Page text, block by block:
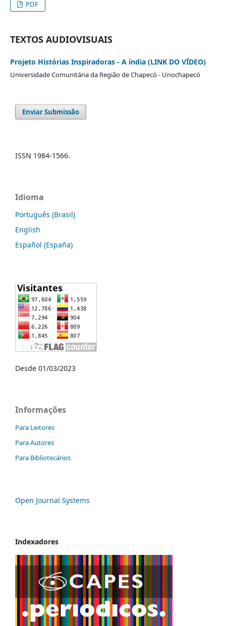
PDF
TEXTOS AUDIOVISUAIS
Projeto Histórias Inspiradoras - A índia (LINK DO VÍDEO)
Universidade Comunitária da Região de Chapecó - Unochapecó
Enviar Submissão
ISSN 1984-1566.
Idioma
Português (Brasil)
English
Español (España)
Desde 01/03/2023
Informações
Para Leitores
Para Autores
Para Bibliotecários
Open Journal Systems
Indexadores